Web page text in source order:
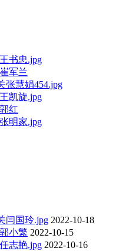
书忠.jpg
军兰
张慧娟454.jpg
凯旋.jpg
红
明家.jpg
闫国玲.jpg 2022-10-18
小繁 2022-10-15
志艳.jpg 2022-10-16